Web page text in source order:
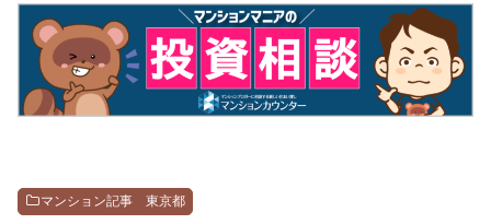
マンション記事 東京都